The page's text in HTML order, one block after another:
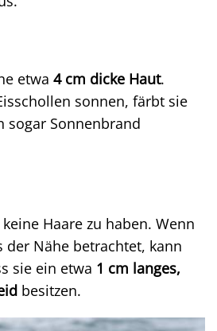
etwa 4 cm dicke Haut.
sonnen, färbt sie
sogar Sonnenbrand
Haare zu haben. Wenn
der Nähe betrachtet, kann
sie ein etwa 1 cm langes,
besitzen.